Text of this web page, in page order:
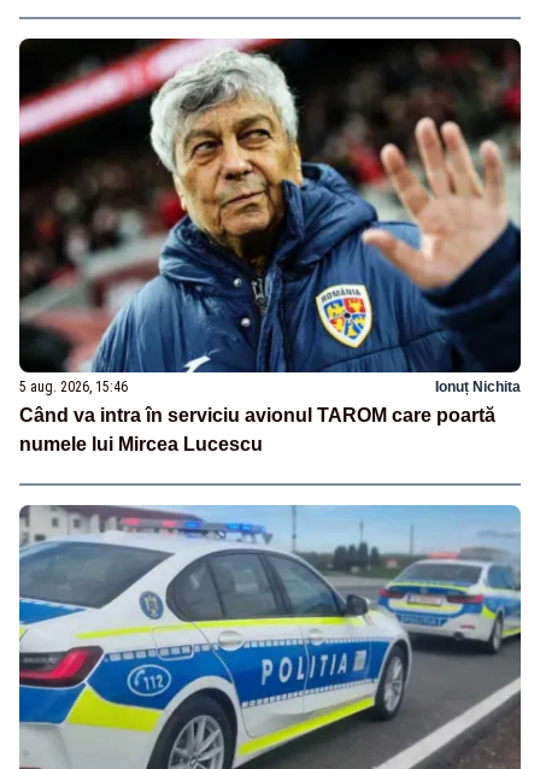
5 aug. 2026, 15:46 Ionuț Nichita
Când va intra în serviciu avionul TAROM care poartă
numele lui Mircea Lucescu